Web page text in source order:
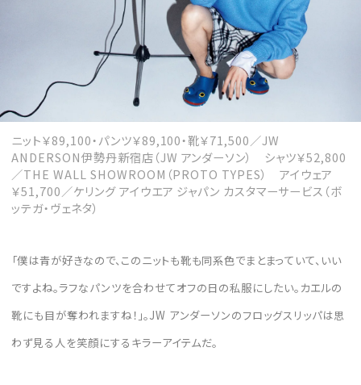
ニット￥89,100・パンツ￥89,100・靴￥71,500／JW
ANDERSON伊勢丹新宿店（JW アンダーソン） シャツ￥52,800
／THE WALL SHOWROOM（PROTO TYPES） アイウェア
￥51,700／ケリング アイウエア ジャパン カスタマーサービス（ボ
ッテガ・ヴェネタ）
「僕は青が好きなので、このニットも靴も同系色でまとまっていて、いい
ですよね。ラフなパンツを合わせてオフの日の私服にしたい。カエルの
靴にも目が奪われますね！」。JW アンダーソンのフロッグスリッパは思
わず見る人を笑顔にするキラーアイテムだ。